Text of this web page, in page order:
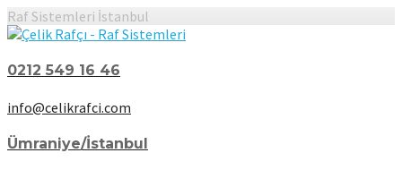
Raf Sistemleri İstanbul
0212 549 16 46
info@celikrafci.com
Ümraniye/İstanbul